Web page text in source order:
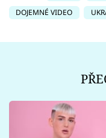
DOJEMNÉ VIDEO